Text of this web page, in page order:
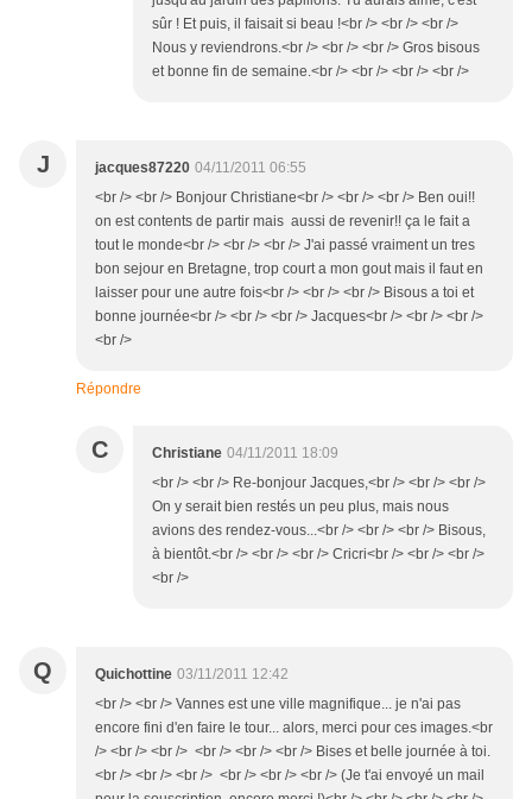
sûr ! Et puis, il faisait si beau !<br /> <br /> <br />
Nous y reviendrons.<br /> <br /> <br /> Gros bisous
et bonne fin de semaine.<br /> <br /> <br /> <br />
J jacques87220 04/11/2011 06:55
<br /> <br /> Bonjour Christiane<br /> <br /> <br /> Ben oui!!
on est contents de partir mais aussi de revenir!! ça le fait a
tout le monde<br /> <br /> <br /> J'ai passé vraiment un tres
bon sejour en Bretagne, trop court a mon gout mais il faut en
laisser pour une autre fois<br /> <br /> <br /> Bisous a toi et
bonne journée<br /> <br /> <br /> Jacques<br /> <br /> <br />
<br />
Répondre
C Christiane 04/11/2011 18:09
<br /> <br /> Re-bonjour Jacques,<br /> <br /> <br />
On y serait bien restés un peu plus, mais nous
avions des rendez-vous...<br /> <br /> <br /> Bisous,
à bientôt.<br /> <br /> <br /> Cricri<br /> <br /> <br />
<br />
Q Quichottine 03/11/2011 12:42
<br /> <br /> Vannes est une ville magnifique... je n'ai pas
encore fini d'en faire le tour... alors, merci pour ces images.<br
/> <br /> <br /> <br /> <br /> <br /> Bises et belle journée à toi.
<br /> <br /> <br /> <br /> <br /> <br /> (Je t'ai envoyé un mail